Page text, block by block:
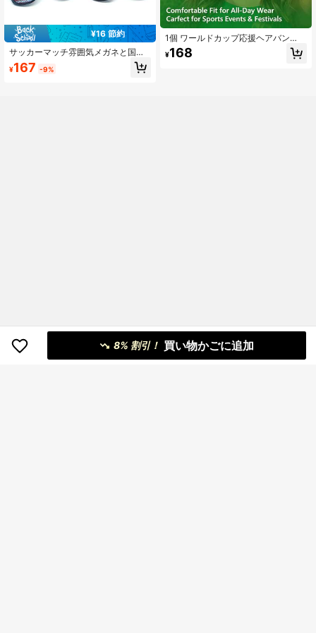
¥16 節約
サッカーマッチ雰囲気メガネと国旗
ステッカー、アルゼンチン、アメリ
カ、イングランドの国旗ステッカ
¥167 -9%
1個 ワールドカップ応援ヘアバン
ド、パーティーヘアバンド、アメリ
カ、フランス、ドイツ、ブラジル、
¥168
8% 割引！ 買い物かごに追加